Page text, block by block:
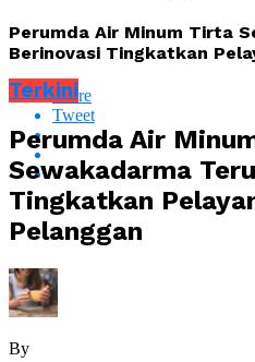
Perumda Air Minum Tirta
Berinovasi Tingkatkan
Share
Tweet
Terkini
Perumda Air
Sewakadarma
Tingkatkan
Pelanggan
By